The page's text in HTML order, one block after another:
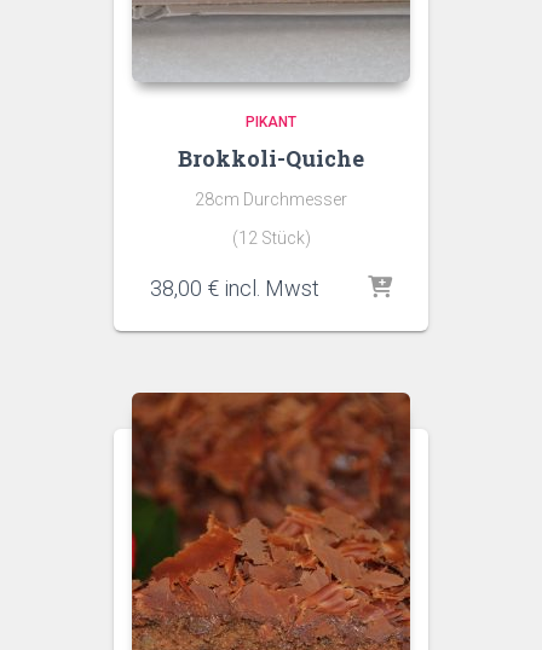
PIKANT
Brokkoli-Quiche
28cm Durchmesser
(12 Stück)
38,00 € incl. Mwst